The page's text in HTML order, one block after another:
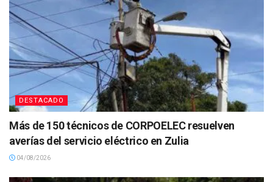
DESTACADO
Más de 150 técnicos de CORPOELEC resuelven
averías del servicio eléctrico en Zulia
04/08/2026